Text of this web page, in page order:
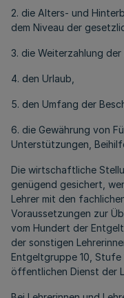
2. die Alters- und
dem Niveau der
3. die Weiterzahlung
4. den Urlaub,
5. den Umfang der
6. die Gewährung von
Unterstützungen,
Die wirtschaftliche
genügend gesichert,
Lehrer mit den
Voraussetzungen zur
vom Hundert der
der sonstigen
Entgeltgruppe 10,
öffentlichen Dienst der